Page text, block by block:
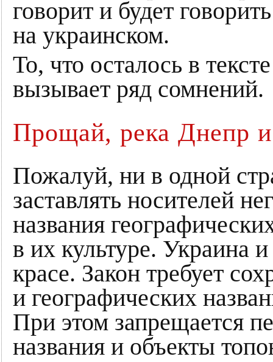
говорит и будет
на украинском.
То, что осталось в
вызывает ряд сомнений.
Прощай, река Днепр
Пожалуй, ни в одной
заставлять носителей
названия
в их культуре. Украина
красе. Закон требует
и географических
При этом запрещается
названия и объекты